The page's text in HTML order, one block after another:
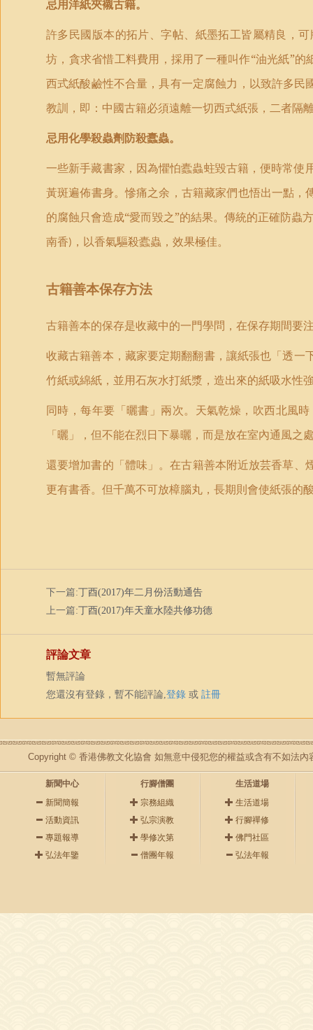
忌用洋紙夾襯古籍。
許多民國版本的拓片、字帖、紙墨拓工皆屬精良，
坊，貪求省惜工料費用，採用了一種叫作“油光紙”的
西式紙酸鹼性不合量，具有一定腐蝕力，以致許多
教訓，即：中國古籍必須遠離一切西式紙張，二者隔
忌用化學殺蟲劑防殺蠹蟲。
一些新手藏書家，因為懼怕蠹蟲蛀毀古籍，便時常
黃斑遍佈書身。慘痛之余，古籍藏家們也悟出一點
的腐蝕只會造成“愛而毀之”的結果。傳統的正確防蟲
南香) ，以香氣驅殺蠹蟲，效果極佳。
古籍善本保存方法
古籍善本的保存是收藏中的一門學問，在保存期間要
收藏古籍善本，藏家要定期翻翻書，讓紙張也 「透一
竹紙或綿紙，並用石灰水打紙漿，造出來的紙吸水性
同時，每年要 「曬書 」 兩次。天氣乾燥，吹西北風
「曬 」
，但不能在烈日下暴曬，而是放在室內通風之
還要增加書的 「體味 」 。在古籍善本附近放芸香草、
更有書香。但千萬不可放樟腦丸，長期則會使紙張的
下一篇:丁酉(2017)年二月份活動通告
上一篇:丁酉(2017)年天童水陸共修功德
評論文章
暫無評論
您還沒有登錄，暫不能評論,登錄 或 註冊
Copyright © 香港佛教文化協會 如無意中侵犯您的權益或含有不如法內
新聞中心
新聞簡報
活動資訊
專題報導
弘法年鑒
行腳僧團
宗務組織
弘宗演教
學修次第
僧團年報
生活道場
生活道場
行腳禪修
佛門社區
弘法年報